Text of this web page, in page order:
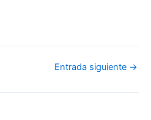
Entrada siguiente →